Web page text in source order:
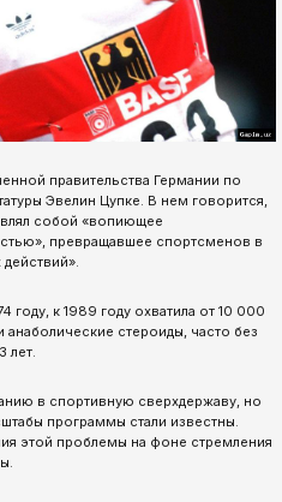
правительства Германии по
Эвелин Цупке. В нем говорится,
собой «вопиющее
превращавшее спортсменов в
году, к 1989 году охватила от 10 000
стероиды, часто без
лет.
в спортивную сверхдержаву, но
программы стали известны.
этой проблемы на фоне стремления